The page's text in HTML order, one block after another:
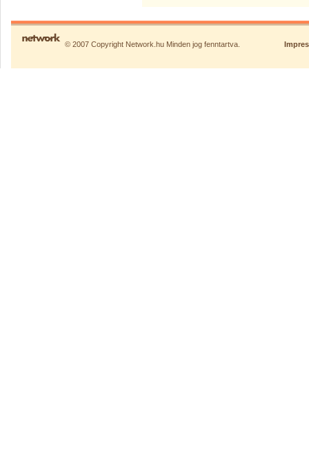
© 2007 Copyright Network.hu Minden jog fenntartva.